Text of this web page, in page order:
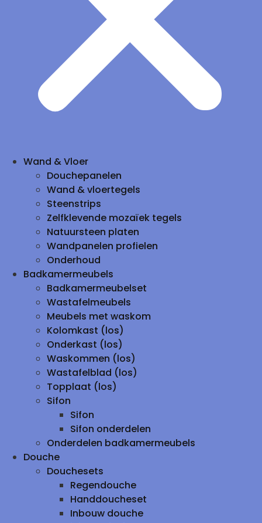
Wand & Vloer
Douchepanelen
Wand & vloertegels
Steenstrips
Zelfklevende mozaïek tegels
Natuursteen platen
Wandpanelen profielen
Onderhoud
Badkamermeubels
Badkamermeubelset
Wastafelmeubels
Meubels met waskom
Kolomkast (los)
Onderkast (los)
Waskommen (los)
Wastafelblad (los)
Topplaat (los)
Sifon
Sifon
Sifon onderdelen
Onderdelen badkamermeubels
Douche
Douchesets
Regendouche
Handdoucheset
Inbouw douche